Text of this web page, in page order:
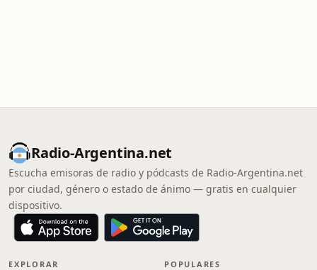
Radio-Argentina.net
Escucha emisoras de radio y pódcasts de Radio-Argentina.net
por ciudad, género o estado de ánimo — gratis en cualquier
dispositivo.
EXPLORAR POPULARES